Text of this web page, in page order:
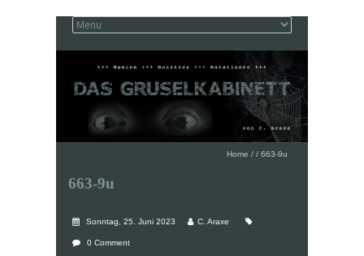
Home / / 663-9u
663-9u
Sonntag, 25. Juni 2023 C. Araxe
0 Comment